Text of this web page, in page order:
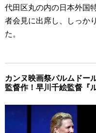
代田区丸の内の日本外国
者会見に出席し、しっか
た。
カンヌ映画祭パルムドー
監督作！早川千絵監督『